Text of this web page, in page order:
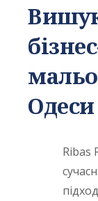
Ribas